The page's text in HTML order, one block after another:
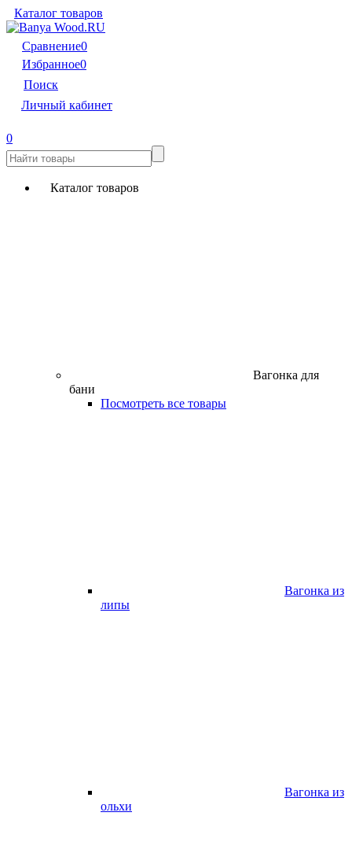
Каталог товаров
Сравнение0
Избранное0
Поиск
Личный кабинет
0
Каталог товаров
Вагонка для
бани
Посмотреть все товары
Вагонка из
липы
Вагонка из
ольхи